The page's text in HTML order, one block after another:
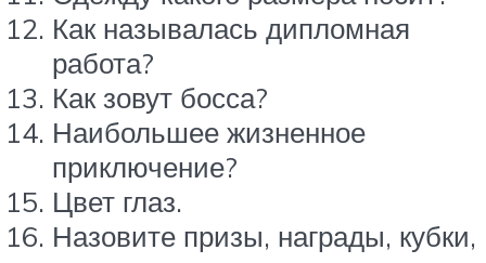
Как называлась дипломная
работа?
Как зовут босса?
Наибольшее жизненное
приключение?
Цвет глаз.
Назовите призы, награды, кубки,